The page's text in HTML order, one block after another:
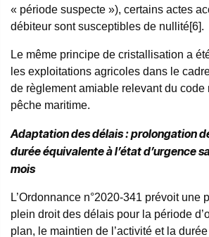
« période suspecte »), certains actes
débiteur sont susceptibles de nullité[6].
Le même principe de cristallisation a
les exploitations agricoles dans le
de règlement amiable relevant du code
pêche maritime.
Adaptation des délais : prolongation
durée équivalente à l’état d’urgence
mois
L’Ordonnance n°2020-341 prévoit une
plein droit des délais pour la période
plan, le maintien de l’activité et la